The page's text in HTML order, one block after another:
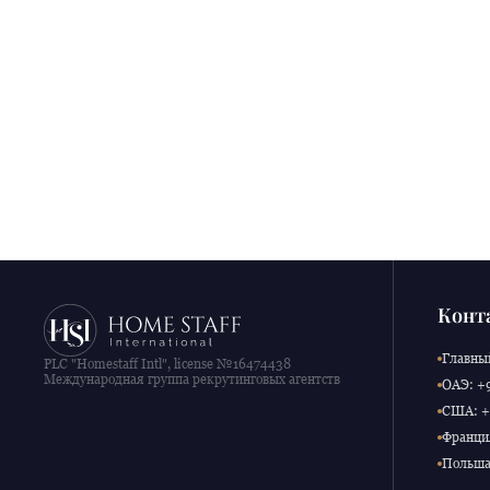
PLC "Homestaff Intl", license №16474438
Международная группа рекрутинговых агентств
ОАЭ:
США: